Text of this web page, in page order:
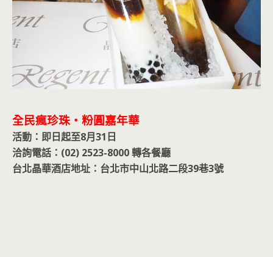
全民瘋珍珠‧粉圓嘉年華
活動：即日起至8月31日
洽詢電話：(02) 2523-8000 轉各餐廳
台北晶華酒店地址：台北市中山北路二段39巷3號